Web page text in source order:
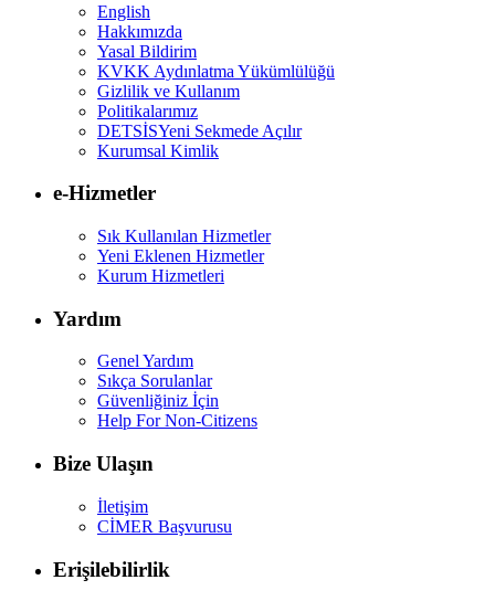
English
Hakkımızda
Yasal Bildirim
KVKK Aydınlatma Yükümlülüğü
Gizlilik ve Kullanım
Politikalarımız
DETSİSYeni Sekmede Açılır
Kurumsal Kimlik
e-Hizmetler
Sık Kullanılan Hizmetler
Yeni Eklenen Hizmetler
Kurum Hizmetleri
Yardım
Genel Yardım
Sıkça Sorulanlar
Güvenliğiniz İçin
Help For Non-Citizens
Bize Ulaşın
İletişim
CİMER Başvurusu
Erişilebilirlik